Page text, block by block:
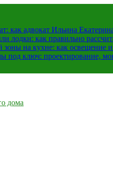
как адвокат Ильина
лодки: как правильно
зоны на кухне: как
под ключ: проектирование,
дома